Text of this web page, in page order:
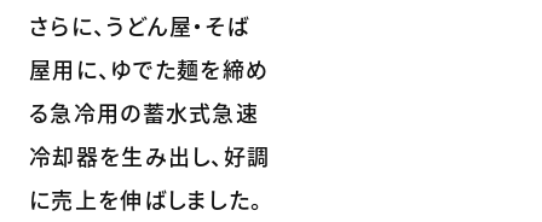
さらに、うどん屋・そば
屋用に、ゆでた麺を締め
る急冷用の蓄水式急速
冷却器を生み出し、好調
に売上を伸ばしました。